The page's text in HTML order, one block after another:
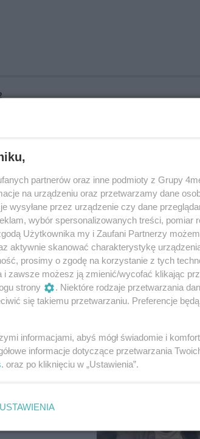
partnerów oraz inne podmioty z Grupy
na urządzeniu oraz przetwarzamy dane
wysyłane przez urządzenie czy dane
wybór spersonalizowanych treści, pomiar
Użytkownika my i Zaufani Partnerzy
aktywnie skanować charakterystykę
prosimy o zgodę na korzystanie z tych
i zawsze możesz ją zmienić/wycofać klikając
strony
. Niektóre rodzaje przetwarzania
się takiemu przetwarzaniu. Preferencje
informacjami, abyś mógł świadomie i
informacje dotyczące przetwarzania
. oraz po kliknięciu w „Ustawienia”.
USTAWIENIA